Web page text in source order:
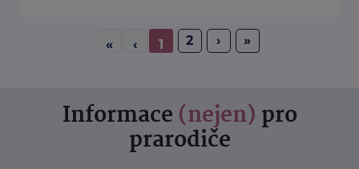
« ‹ 1 2 › »
Informace (nejen) pro
prarodiče